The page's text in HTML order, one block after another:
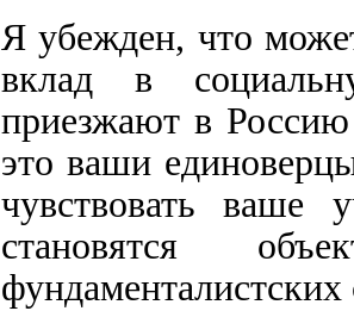
Я убежден, что
вклад в
приезжают в
это ваши
чувствовать ваше
становятся
фундаменталистских